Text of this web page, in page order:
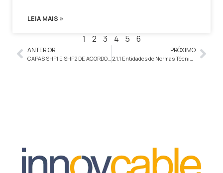
LEIA MAIS »
1 2 3 4 5 6
ANTERIOR
CAPAS SHF1 E SHF2 DE ACORDO COM A NEK-606
PRÓXIMO
2.1.1 Entidades de Normas Técnicas